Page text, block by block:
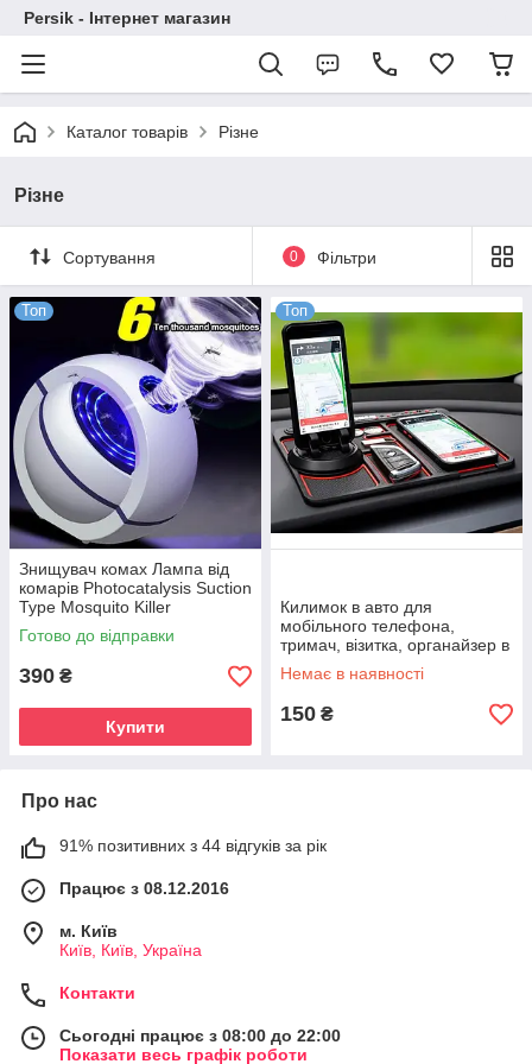
Persik - Інтернет магазин
Каталог товарів Різне
Різне
Сортування 0 Фільтри
Топ
Знищувач комах Лампа від
комарів Photocatalysis Suction
Type Mosquito Killer
Готово до відправки
390 ₴
Купити
Топ
Килимок в авто для
мобільного телефона,
тримач, візитка, органайзер в
авто
Немає в наявності
150 ₴
Про нас
91% позитивних з 44 відгуків за рік
Працює з 08.12.2016
м. Київ
Київ, Київ, Україна
Контакти
Сьогодні працює з 08:00 до 22:00
Показати весь графік роботи